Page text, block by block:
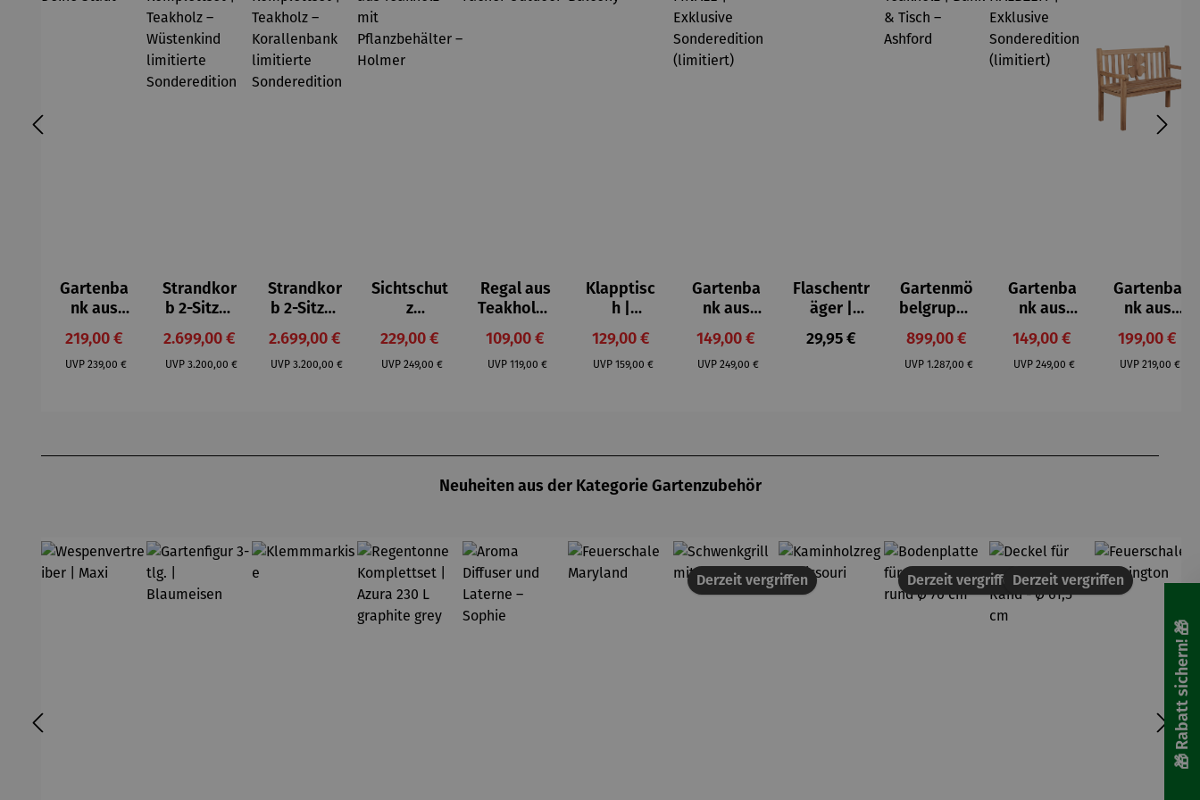
Gartenba
nk aus
Teakholz |
Deine
Stadt
Verkaufspreis:
219,00 €
UVP Regulärer Preis:
239,00 €
Strandkor
b 2-Sitzer
Kompletts
et |
Teakholz –
Verkaufspreis:
2.699,00 €
UVP Regulärer Preis:
3.200,00 €
Strandkor
b 2-Sitzer
Kompletts
et |
Teakholz –
Verkaufspreis:
2.699,00 €
UVP Regulärer Preis:
3.200,00 €
Sichtschut
z
Pflanzspal
ier aus
Teakholz
Verkaufspreis:
229,00 €
UVP Regulärer Preis:
249,00 €
Regal aus
Teakholz |
3 Fächer
Outdoor
Verkaufspreis:
109,00 €
UVP Regulärer Preis:
119,00 €
Klapptisc
h |
Teakholz –
Balcony
Verkaufspreis:
129,00 €
UVP Regulärer Preis:
159,00 €
Gartenba
nk aus
Teakholz –
FINALE |
Exklusive
Verkaufspreis:
149,00 €
UVP Regulärer Preis:
249,00 €
Flaschentr
äger |
Teakholz
Regulärer Preis:
29,95 €
Gartenmö
belgruppe
aus
Teakholz |
Bank &
Verkaufspreis:
899,00 €
UVP Regulärer Preis:
1.287,00 €
Gartenba
nk aus
Teakholz –
HALBZEIT
|
Verkaufspreis:
149,00 €
UVP Regulärer Preis:
249,00 €
Gartenba
nk aus
Teakholz –
Kleeblatt
199,00 €
UVP Regulärer
219,00 €
Neuheiten aus der Kategorie Gartenzubehör
Derzeit vergriffen Derzeit vergriffenDerzeit vergriffen
🎁 Rabatt sichern! 🎁